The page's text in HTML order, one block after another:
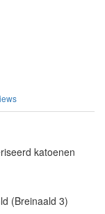
katoenen
(Breinaald 3)